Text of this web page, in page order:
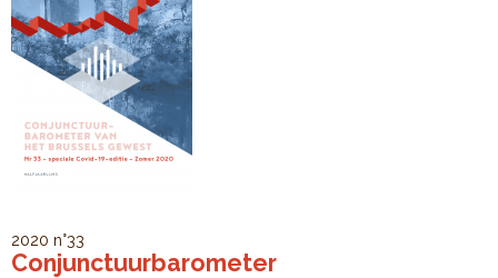
2020 n°33
Conjunctuurbarometer